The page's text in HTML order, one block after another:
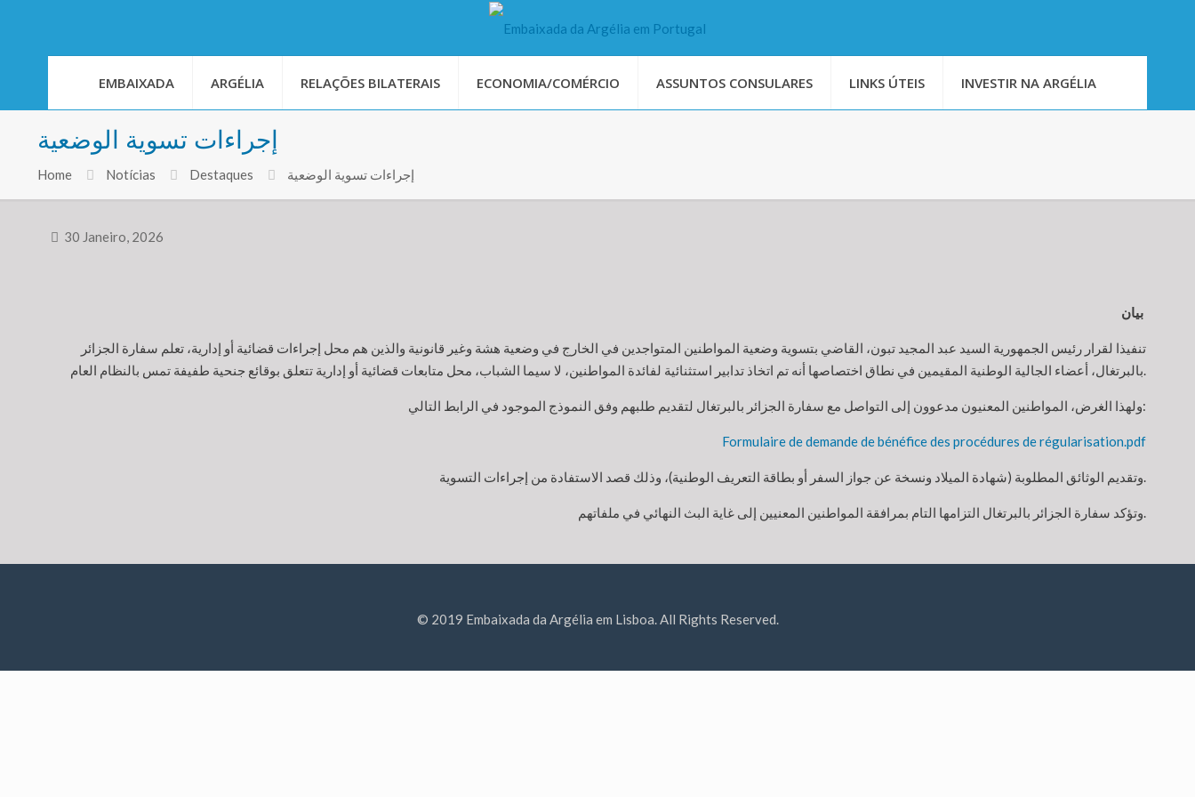
EMBAIXADA ARGÉLIA RELAÇÕES BILATERAIS ECONOMIA/COMÉRCIO ASSUNTOS CONSULARES LINKS ÚTEIS INVESTIR NA ARGÉLIA
إجراءات تسوية الوضعية
Home Notícias Destaques إجراءات تسوية الوضعية
30 Janeiro, 2026
بيان
تنفيذا لقرار رئيس الجمهورية السيد عبد المجيد تبون، القاضي بتسوية وضعية المواطنين المتواجدين في الخارج في وضعية هشة وغير قانونية والذين هم محل إجراءات قضائية أو إدارية، تعلم سفارة الجزائر
بالبرتغال، أعضاء الجالية الوطنية المقيمين في نطاق اختصاصها أنه تم اتخاذ تدابير استثنائية لفائدة المواطنين، لا سيما الشباب، محل متابعات قضائية أو إدارية تتعلق بوقائع جنحية طفيفة تمس بالنظام العام.
ولهذا الغرض، المواطنين المعنيون مدعوون إلى التواصل مع سفارة الجزائر بالبرتغال لتقديم طلبهم وفق النموذج الموجود في الرابط التالي:
Formulaire de demande de bénéfice des procédures de régularisation.pdf
وتقديم الوثائق المطلوبة (شهادة الميلاد ونسخة عن جواز السفر أو بطاقة التعريف الوطنية)، وذلك قصد الاستفادة من إجراءات التسوية.
وتؤكد سفارة الجزائر بالبرتغال التزامها التام بمرافقة المواطنين المعنيين إلى غاية البث النهائي في ملفاتهم.
© 2019 Embaixada da Argélia em Lisboa. All Rights Reserved.